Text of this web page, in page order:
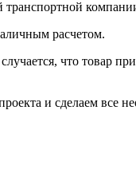
расчетом.
что товар
и сделаем все